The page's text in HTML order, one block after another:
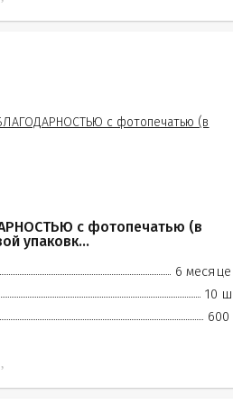
с фотопечатью (в
упаковк...
6
10
600